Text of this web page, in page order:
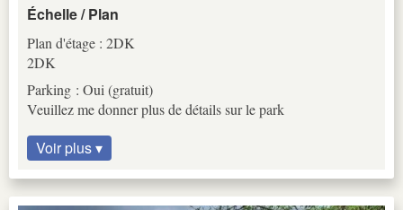
Échelle / Plan
Plan d'étage : 2DK
2DK
Parking : Oui (gratuit)
Veuillez me donner plus de détails sur le park
Voir plus ▾